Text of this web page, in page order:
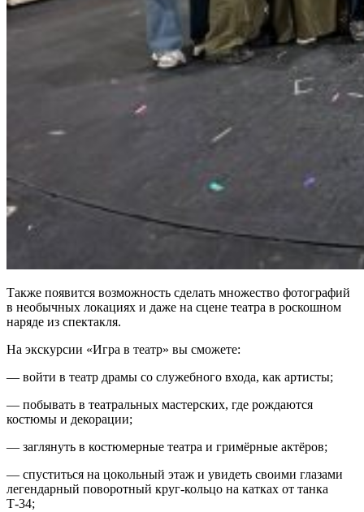
Также появится возможность сделать множество фотографий
в необычных локациях и даже на сцене театра в роскошном
наряде из спектакля.
На экскурсии «Игра в театр» вы сможете:
— войти в театр драмы со служебного входа, как артисты;
— побывать в театральных мастерских, где рождаются
костюмы и декорации;
— заглянуть в костюмерные театра и гримёрные актёров;
— спуститься на цокольный этаж и увидеть своими глазами
легендарный поворотный круг-кольцо на катках от танка
Т-34;